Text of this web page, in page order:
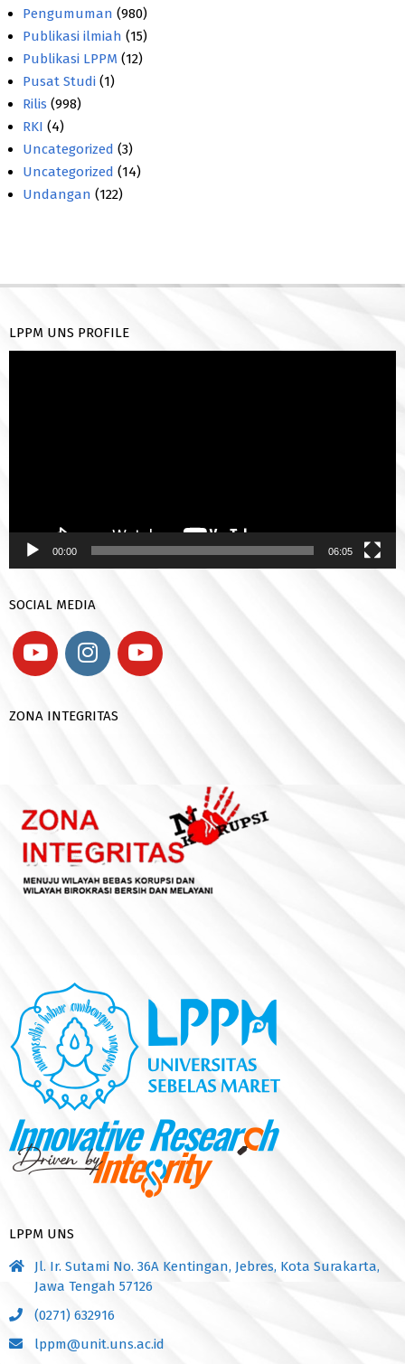
Pengumuman (980)
Publikasi ilmiah (15)
Publikasi LPPM (12)
Pusat Studi (1)
Rilis (998)
RKI (4)
Uncategorized (3)
Uncategorized (14)
Undangan (122)
LPPM UNS PROFILE
00:00 06:05
SOCIAL MEDIA
ZONA INTEGRITAS
LPPM UNS
Jl. Ir. Sutami No. 36A Kentingan, Jebres, Kota Surakarta,
Jawa Tengah 57126
(0271) 632916
lppm@unit.uns.ac.id